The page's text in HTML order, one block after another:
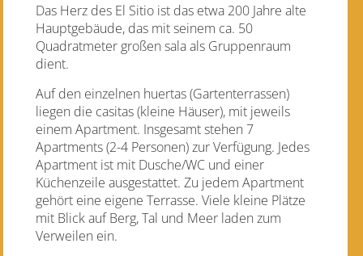
Das Herz des El Sitio ist das etwa 200 Jahre alte
Hauptgebäude, das mit seinem ca. 50
Quadratmeter großen sala als Gruppenraum
dient.
Auf den einzelnen huertas (Gartenterrassen)
liegen die casitas (kleine Häuser), mit jeweils
einem Apartment. Insgesamt stehen 7
Apartments (2-4 Personen) zur Verfügung. Jedes
Apartment ist mit Dusche/WC und einer
Küchenzeile ausgestattet. Zu jedem Apartment
gehört eine eigene Terrasse. Viele kleine Plätze
mit Blick auf Berg, Tal und Meer laden zum
Verweilen ein.